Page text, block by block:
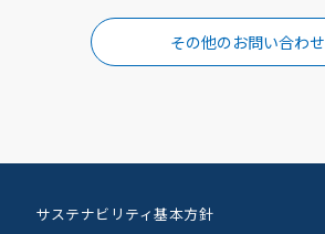
その他のお問い合わせ
サステナビリティ基本方針